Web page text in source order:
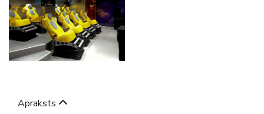
Apraksts